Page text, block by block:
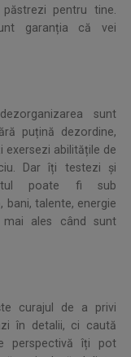
pentru tine.
garanția că vei
sunt
puțină dezordine,
abilitățile de
Dar îți testezi și
poate fi sub
talente, energie
ales când sunt
curajul de a privi
în detalii, ci caută
perspectivă îți pot